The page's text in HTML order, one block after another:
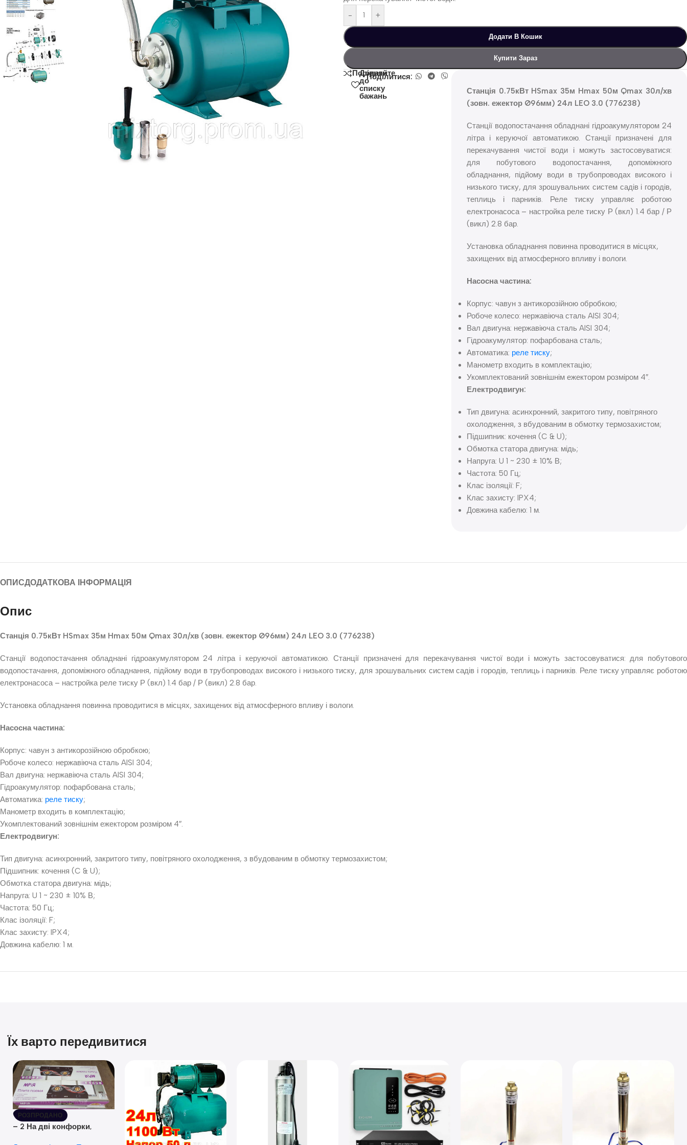
-
+
Додати В Кошик
Купити Зараз
Порівняйте
Додати
до
списку
бажань
Поділитися:
Станція 0.75кВт HSmax 35м Hmax 50м Qmax 30л/хв
(зовн. ежектор Ø96мм) 24л LEO 3.0 (776238)
Станції водопостачання обладнані гідроакумулятором 24
літра і керуючої автоматикою. Станції призначені для
перекачування чистої води і можуть застосовуватися:
для побутового водопостачання, допоміжного
обладнання, підйому води в трубопроводах високого і
низького тиску, для зрошувальних систем садів і городів,
теплиць і парників. Реле тиску управляє роботою
електронасоса – настройка реле тиску Р (вкл) 1.4 бар / Р
(викл) 2.8 бар.
Установка обладнання повинна проводитися в місцях,
захищених від атмосферного впливу і вологи.
Насосна частина:
Корпус: чавун з антикорозійною обробкою;
Робоче колесо: нержавіюча сталь AISI 304;
Вал двигуна: нержавіюча сталь AISI 304;
Гідроакумулятор: пофарбована сталь;
Автоматика: реле тиску;
Манометр входить в комплектацію;
Укомплектований зовнішнім ежектором розміром 4″.
Електродвигун:
Тип двигуна: асинхронний, закритого типу, повітряного
охолодження, з вбудованим в обмотку термозахистом;
Підшипник: кочення (C & U);
Обмотка статора двигуна: мідь;
Напруга: U 1 ~ 230 ± 10% В;
Частота: 50 Гц;
Клас ізоляції: F;
Клас захисту: IPX4;
Довжина кабелю: 1 м.
ОПИСДОДАТКОВА ІНФОРМАЦІЯ
Опис
Станція 0.75кВт HSmax 35м Hmax 50м Qmax 30л/хв (зовн. ежектор Ø96мм) 24л LEO 3.0 (776238)
Станції водопостачання обладнані гідроакумулятором 24 літра і керуючої автоматикою. Станції призначені для перекачування чистої води і можуть застосовуватися: для побутового
водопостачання, допоміжного обладнання, підйому води в трубопроводах високого і низького тиску, для зрошувальних систем садів і городів, теплиць і парників. Реле тиску управляє роботою
електронасоса – настройка реле тиску Р (вкл) 1.4 бар / Р (викл) 2.8 бар.
Установка обладнання повинна проводитися в місцях, захищених від атмосферного впливу і вологи.
Насосна частина:
Корпус: чавун з антикорозійною обробкою;
Робоче колесо: нержавіюча сталь AISI 304;
Вал двигуна: нержавіюча сталь AISI 304;
Гідроакумулятор: пофарбована сталь;
Автоматика: реле тиску;
Манометр входить в комплектацію;
Укомплектований зовнішнім ежектором розміром 4″.
Електродвигун:
Тип двигуна: асинхронний, закритого типу, повітряного охолодження, з вбудованим в обмотку термозахистом;
Підшипник: кочення (C & U);
Обмотка статора двигуна: мідь;
Напруга: U 1 ~ 230 ± 10% В;
Частота: 50 Гц;
Клас ізоляції: F;
Клас захисту: IPX4;
Довжина кабелю: 1 м.
Їх варто передивитися
РОЗПРОДАНО
– 2 На дві конфорки,